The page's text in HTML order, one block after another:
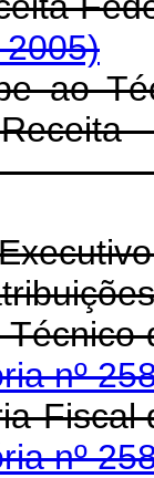
2005)
ao
e de
nº
nº